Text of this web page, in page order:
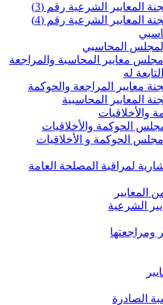
المعايير الشرعية رقم (3)
المعايير الشرعية رقم (4)
المحاسبي
معايير المحاسبة والمراجعة
له
معايير المراجعة والحوكمة
المعايير المحاسبية
والأخلاقيات
الحوكمة والأخلاقيات
الحوكمة و الأخلاقيات
لمراقبة المصلحة العامة
المعايير
الشرعية
ومراجعتها
الصادرة